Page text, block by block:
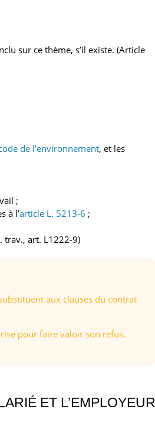
sur ce thème, s’il existe. (Article
de l’environnement, et les
;
à l’article L. 5213-6 ;
trav., art. L1222-9)
aux clauses du contrat
pour faire valoir son refus.
ET L’EMPLOYEUR